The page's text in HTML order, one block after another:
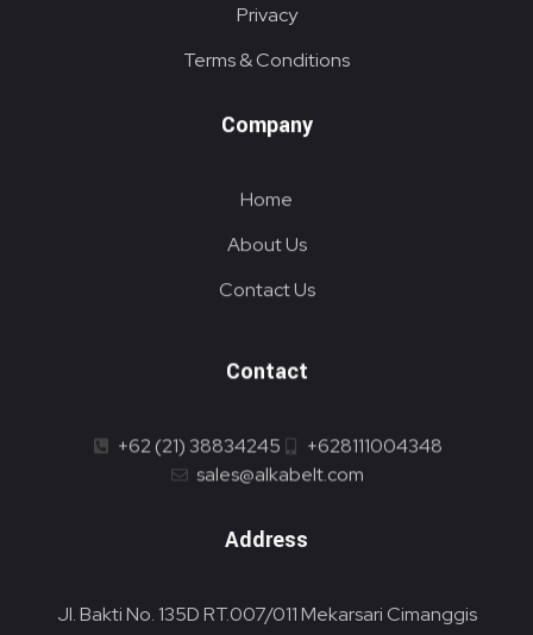
Privacy
Terms & Conditions
Company
Home
About Us
Contact Us
Contact
+62 (21) 38834245
+628111004348
sales@alkabelt.com
Address
Jl. Bakti No. 135D RT.007/011 Mekarsari Cimanggis